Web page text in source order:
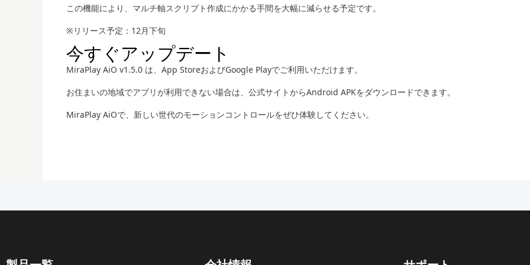
この機能により、マルチ軸スクリプト作成にかかる手間を大幅に減らせる予定です。
※リリース予定：12月下旬
今すぐアップデート
MiraPlay AiO v1.5.0 は、App StoreおよびGoogle Playでご利用いただけます。
お住まいの地域でアプリが利用できない場合は、公式サイトからAndroid APKをダウンロードできます。
MiraPlay AiOで、新しい世代のモーションコントロールをぜひ体験してください。